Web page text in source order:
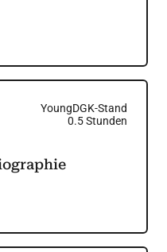
YoungDGK-Stand
0.5Stunden